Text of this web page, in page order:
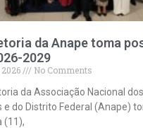
da Anape toma
2029
2026
No Comments
da Associação Nacional
e do Distrito Federal (Anape)
(11),